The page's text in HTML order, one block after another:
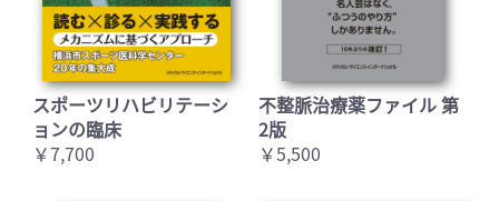
スポーツリハビリテーシ
ョンの臨床
￥7,700
不整脈治療薬ファイル 第
2版
￥5,500